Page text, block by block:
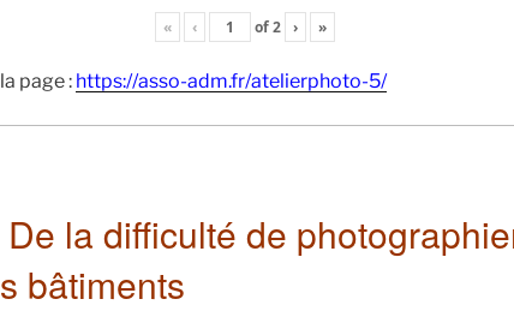
« ‹ of2 › »
page : https://asso-adm.fr/atelierphoto-5/
la difficulté de
bâtiments